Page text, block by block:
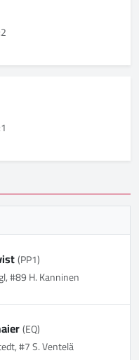
(PP1)
#89 H. Kanninen
(EQ)
#7 S. Ventelä